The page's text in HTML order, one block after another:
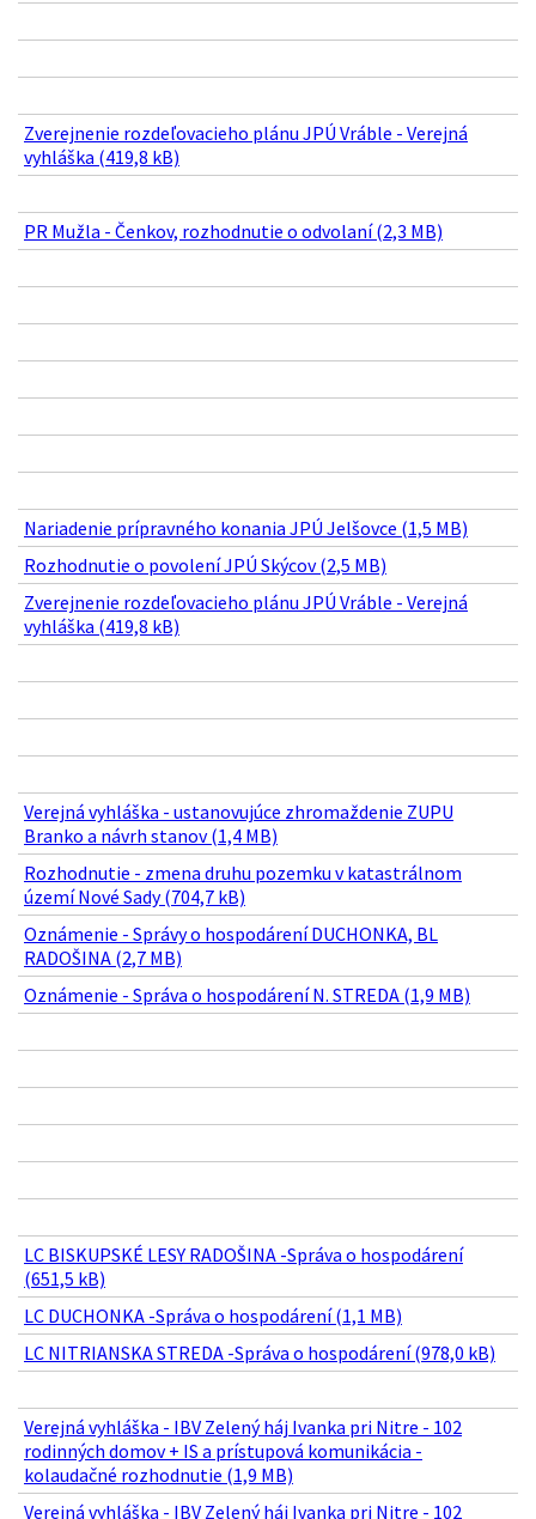
Zverejnenie rozdeľovacieho plánu JPÚ Vráble - Verejná
vyhláška (419,8 kB)
PR Mužla - Čenkov, rozhodnutie o odvolaní (2,3 MB)
Nariadenie prípravného konania JPÚ Jelšovce (1,5 MB)
Rozhodnutie o povolení JPÚ Skýcov (2,5 MB)
Zverejnenie rozdeľovacieho plánu JPÚ Vráble - Verejná
vyhláška (419,8 kB)
Verejná vyhláška - ustanovujúce zhromaždenie ZUPU
Branko a návrh stanov (1,4 MB)
Rozhodnutie - zmena druhu pozemku v katastrálnom
území Nové Sady (704,7 kB)
Oznámenie - Správy o hospodárení DUCHONKA, BL
RADOŠINA (2,7 MB)
Oznámenie - Správa o hospodárení N. STREDA (1,9 MB)
LC BISKUPSKÉ LESY RADOŠINA -Správa o hospodárení
(651,5 kB)
LC DUCHONKA -Správa o hospodárení (1,1 MB)
LC NITRIANSKA STREDA -Správa o hospodárení (978,0 kB)
Verejná vyhláška - IBV Zelený háj Ivanka pri Nitre - 102
rodinných domov + IS a prístupová komunikácia -
kolaudačné rozhodnutie (1,9 MB)
Verejná vyhláška - IBV Zelený háj Ivanka pri Nitre - 102